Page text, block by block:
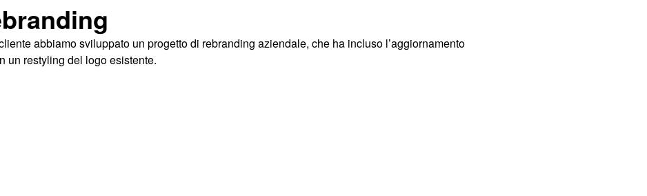
abbiamo sviluppato un progetto di rebranding aziendale, che ha incluso l’aggiornamento
un restyling del logo esistente.